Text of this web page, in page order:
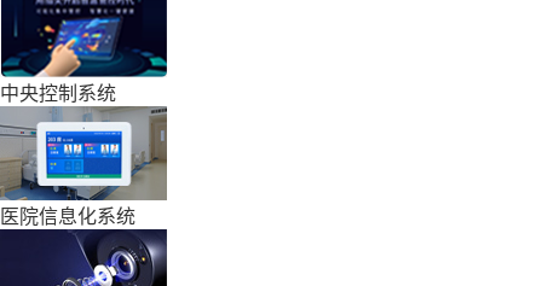
中央控制系统
医院信息化系统